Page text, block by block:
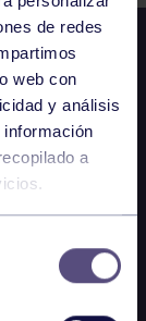
de redes
web con
y análisis
a